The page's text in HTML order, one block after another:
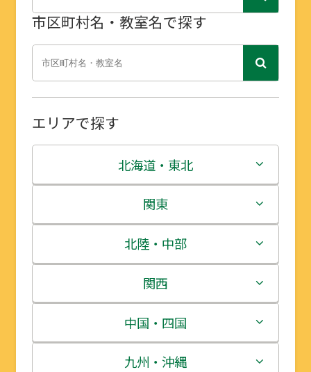
市区町村名・教室名で探す
エリアで探す
北海道・東北
北海道
青森県
岩手県
宮城県
秋田県
関東
茨城県
栃木県
群馬県
埼玉県
北陸・中部
新潟県
富山県
石川県
関西
三重県
滋賀県
中国・四国
鳥取県
九州・沖縄